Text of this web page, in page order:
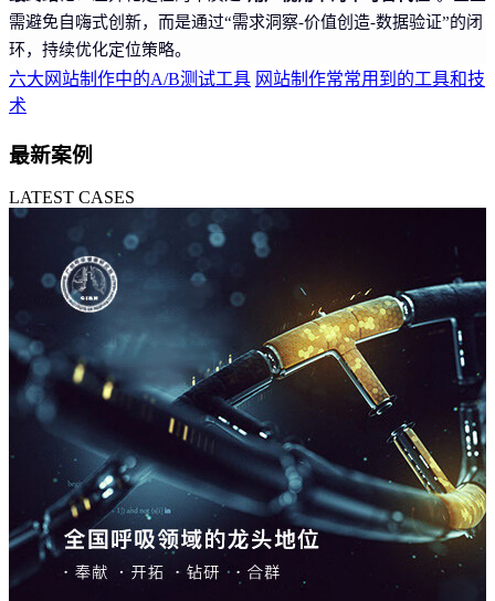
需避免自嗨式创新，而是通过“需求洞察-价值创造-数据验证”的闭
环，持续优化定位策略。
六大网站制作中的A/B测试工具 网站制作常常用到的工具和技
术
最新案例
LATEST CASES